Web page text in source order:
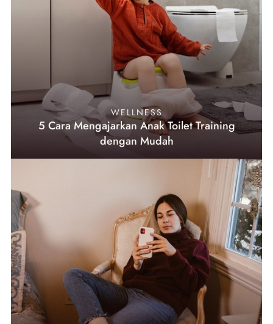
WELLNESS
5 Cara Mengajarkan Anak Toilet Training
dengan Mudah